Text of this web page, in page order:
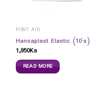
FIRST AID
Hansaplast Elastic (10`s)
1,950Ks
READ MORE